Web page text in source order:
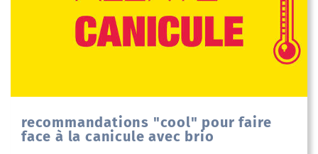
recommandations "cool" pour faire
face à la canicule avec brio